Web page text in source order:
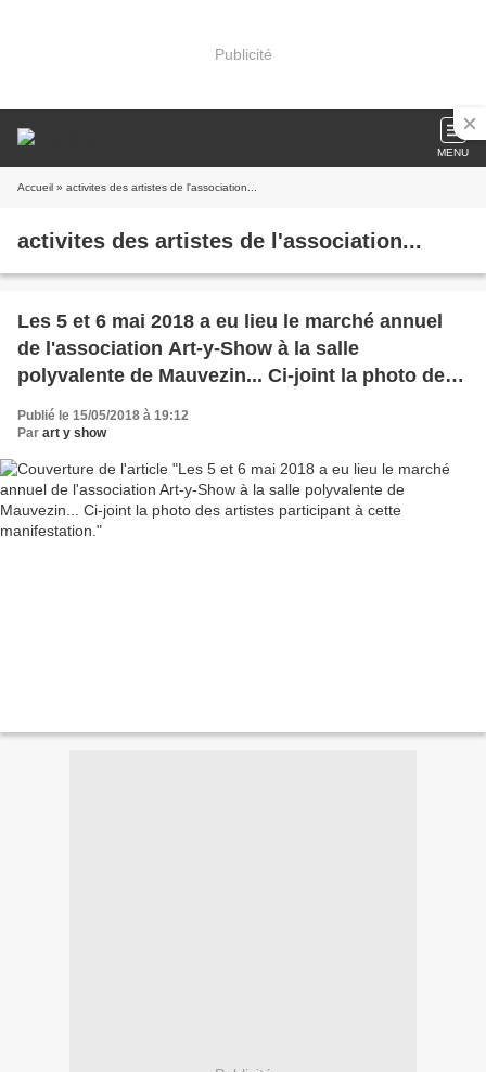
Publicité
MENU
Accueil » activites des artistes de l'association...
activites des artistes de l'association...
Les 5 et 6 mai 2018 a eu lieu le marché annuel
de l'association Art-y-Show à la salle
polyvalente de Mauvezin... Ci-joint la photo des
artistes participant à cette manifestation.
Publié le 15/05/2018 à 19:12
Par art y show